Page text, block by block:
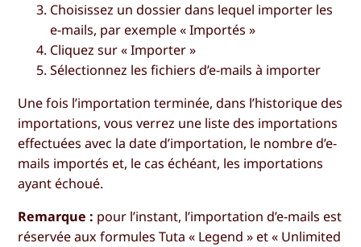
Choisissez un dossier dans lequel importer les
e-mails, par exemple « Importés »
Cliquez sur «Importer»
Sélectionnez les fichiers d’e-mails à importer
Une fois l’importation terminée, dans l’historique des
importations, vous verrez une liste des importations
effectuées avec la date d’importation, le nombre d’e-
mails importés et, le cas échéant, les importations
ayant échoué.
Remarque : pour l’instant, l’importation d’e-mails est
réservée aux formules Tuta « Legend » et « Unlimited